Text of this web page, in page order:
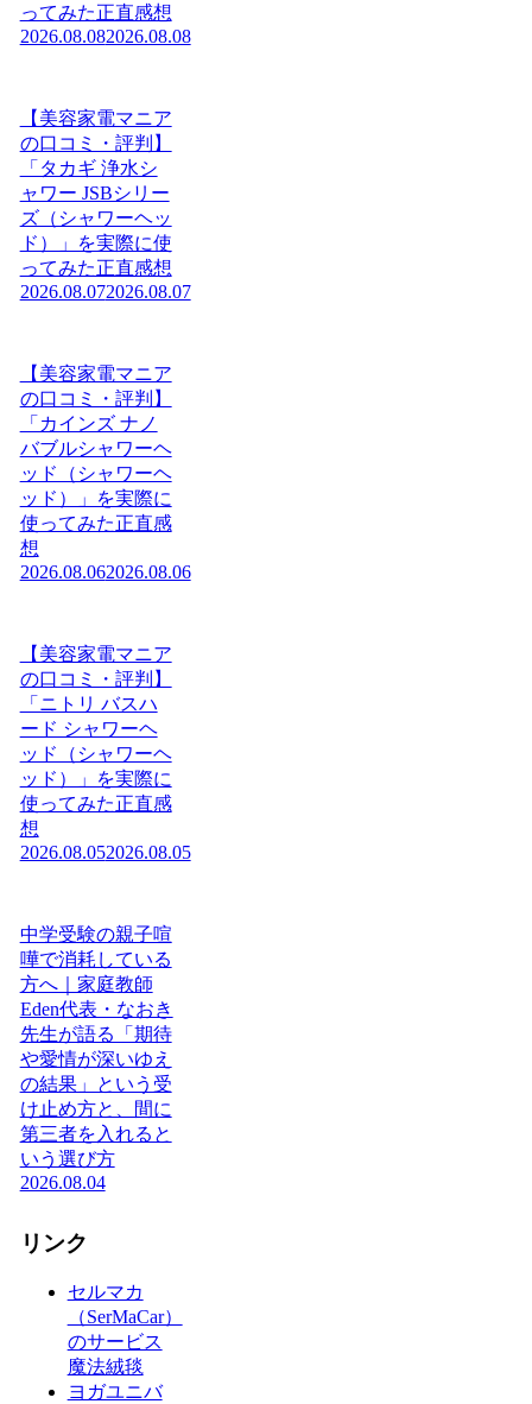
ってみた正直感想
2026.08.082026.08.08
【美容家電マニア
の口コミ・評判】
「タカギ 浄水シ
ャワー JSBシリー
ズ（シャワーヘッ
ド）」を実際に使
ってみた正直感想
2026.08.072026.08.07
【美容家電マニア
の口コミ・評判】
「カインズ ナノ
バブルシャワーヘ
ッド（シャワーヘ
ッド）」を実際に
使ってみた正直感
想
2026.08.062026.08.06
【美容家電マニア
の口コミ・評判】
「ニトリ バスハ
ード シャワーヘ
ッド（シャワーヘ
ッド）」を実際に
使ってみた正直感
想
2026.08.052026.08.05
中学受験の親子喧
嘩で消耗している
方へ｜家庭教師
Eden代表・なおき
先生が語る「期待
や愛情が深いゆえ
の結果」という受
け止め方と、間に
第三者を入れると
いう選び方
2026.08.04
リンク
セルマカ
（SerMaCar）
のサービス
魔法絨毯
ヨガユニバ